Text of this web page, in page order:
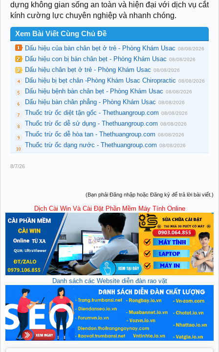
dựng không gian sống an toàn và hiện đại với dịch vụ cắt
kính cường lực chuyên nghiệp và nhanh chóng.
Xem Bài Viết Cùng Chủ Đề
Dấu hiệu của bàn chân bẹt ở trẻ - Phòng Khám Usac 08/08/2026
Dấu hiệu con bị bàn chân bẹt - Phòng Khám Usac 08/08/2026
Dấu hiệu chân bẹt ở trẻ - Phòng Khám Usac 08/08/2026
Dấu hiệu bị bẹt chân -Phòng Khám Usac Chiropractic 08/08/2026
Dấu hiệu bệnh bàn chân bẹt - Phòng Khám Usac 08/08/2026
Dấu hiệu bàn chân phẳng - Phòng Khám Usac 08/08/2026
Thuốc trừ ốc diệt tận gốc - Thethuangroup.com 08/08/2026
Thuốc trừ ốc dễ sử dụng - Thethuangroup.com 08/08/2026
Thuốc trừ ốc dễ hòa tan - Thethuangroup.com 08/08/2026
Thuốc trừ ốc dạng nước - Thethuangroup.com 08/08/2026
8/7/26
(Bạn phải Đăng nhập hoặc Đăng ký để trả lời bài viết.)
Dịch Cài Win Và Cài Đặt Phần Mềm Máy Tính Online
Danh sách các Website diễn đàn rao vặt